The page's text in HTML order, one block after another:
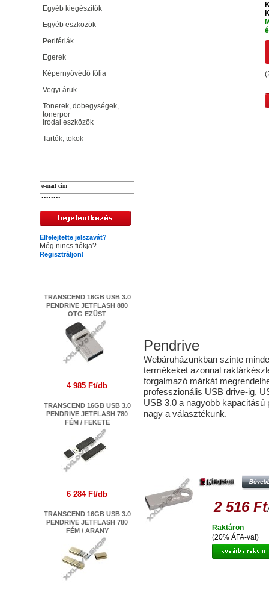
Egyéb kiegészítők
Egyéb eszközök
Perifériák
Egerek
Képernyővédő fólia
Vegyi áruk
Tonerek, dobegységek,
tonerpor
Irodai eszközök
Tartók, tokok
Elfelejtette jelszavát?
Még nincs fiókja?
Regisztráljon!
TRANSCEND 16GB USB 3.0
PENDRIVE JETFLASH 880
OTG EZÜST
4 985 Ft/db
TRANSCEND 16GB USB 3.0
PENDRIVE JETFLASH 780
FÉM / FEKETE
6 284 Ft/db
TRANSCEND 16GB USB 3.0
PENDRIVE JETFLASH 780
FÉM / ARANY
Pendrive
Webáruházunkban szinte
termékeket azonnal
forgalmazó márkát
professzionális USB drive-ig,
USB 3.0 a nagyobb
nagy a választékunk.
2 516 Ft
(20% ÁFA-val)
Raktáron